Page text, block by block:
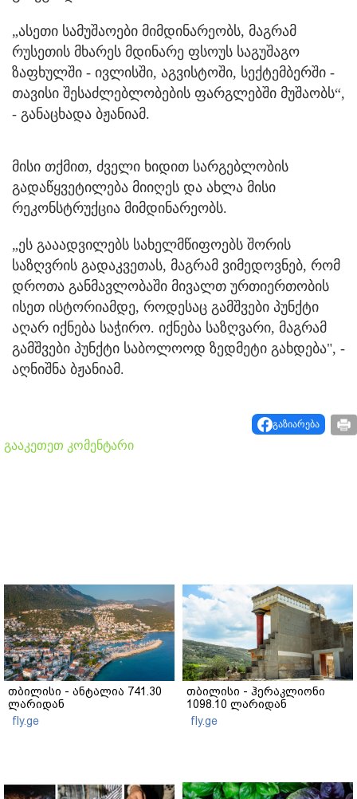
„ასეთი სამუშაოები მიმდინარეობს, მაგრამ
რუსეთის მხარეს მდინარე ფსოუს საგუშაგო
ზაფხულში - ივლისში, აგვისტოში, სექტემბერში -
თავისი შესაძლებლობების ფარგლებში მუშაობს“,
- განაცხადა ბჟანიამ.
მისი თქმით, ძველი ხიდით სარგებლობის
გადაწყვეტილება მიიღეს და ახლა მისი
რეკონსტრუქცია მიმდინარეობს.
„ეს გააადვილებს სახელმწიფოებს შორის
საზღვრის გადაკვეთას, მაგრამ ვიმედოვნებ, რომ
დროთა განმავლობაში მივალთ ურთიერთობის
ისეთ ისტორიამდე, როდესაც გამშვები პუნქტი
აღარ იქნება საჭირო. იქნება საზღვარი, მაგრამ
გამშვები პუნქტი საბოლოოდ ზედმეტი გახდება", -
აღნიშნა ბჟანიამ.
გაზიარება
გააკეთეთ კომენტარი
თბილისი - ანტალია 741.30
ლარიდან
fly.ge
თბილისი - ჰერაკლიონი
1098.10 ლარიდან
fly.ge